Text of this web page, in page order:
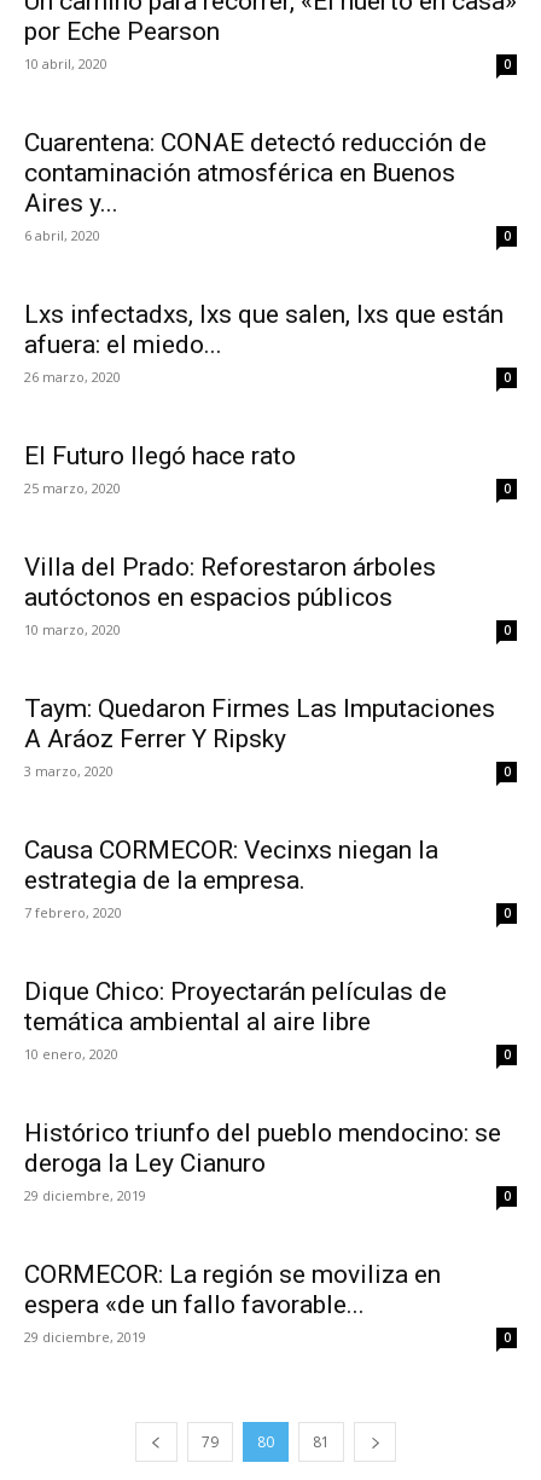
por Eche Pearson
10 abril, 2020 0
Cuarentena: CONAE detectó reducción de
contaminación atmosférica en Buenos
Aires y...
6 abril, 2020 0
Lxs infectadxs, lxs que salen, lxs que están
afuera: el miedo...
26 marzo, 2020 0
El Futuro llegó hace rato
25 marzo, 2020 0
Villa del Prado: Reforestaron árboles
autóctonos en espacios públicos
10 marzo, 2020 0
Taym: Quedaron Firmes Las Imputaciones
A Aráoz Ferrer Y Ripsky
3 marzo, 2020 0
Causa CORMECOR: Vecinxs niegan la
estrategia de la empresa.
7 febrero, 2020 0
Dique Chico: Proyectarán películas de
temática ambiental al aire libre
10 enero, 2020 0
Histórico triunfo del pueblo mendocino: se
deroga la Ley Cianuro
29 diciembre, 2019 0
CORMECOR: La región se moviliza en
espera «de un fallo favorable...
29 diciembre, 2019 0
79 80 81